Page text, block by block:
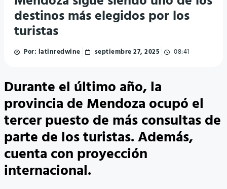
destinos más elegidos por los
turistas
Por: latinredwine septiembre 27, 2025 08:41
Durante el último año, la
provincia de Mendoza ocupó el
tercer puesto de más consultas de
parte de los turistas. Además,
cuenta con proyección
internacional.